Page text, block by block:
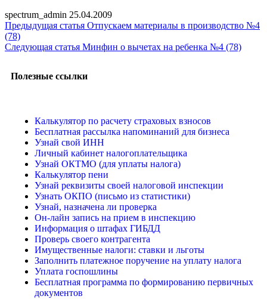
spectrum_admin 25.04.2009
Предыдущая статья Отпускаем материалы в производство №4
(78)
Следующая статья Минфин о вычетах на ребенка №4 (78)
Полезные ссылки
Калькулятор по расчету страховых взносов
Бесплатная рассылка напоминаний для бизнеса
Узнай свой ИНН
Личный кабинет налогоплательщика
Узнай ОКТМО (для уплаты налога)
Калькулятор пени
Узнай реквизиты своей налоговой инспекции
Узнать ОКПО (письмо из статистики)
Узнай, назначена ли проверка
Он-лайн запись на прием в инспекцию
Информация о штафах ГИБДД
Проверь своего контрагента
Имущественные налоги: ставки и льготы
Заполнить платежное поручение на уплату налога
Уплата госпошлины
Бесплатная программа по формированию первичных
документов